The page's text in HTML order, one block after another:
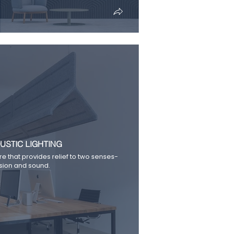
LIGHTING
that provides relief to two senses-
and sound.